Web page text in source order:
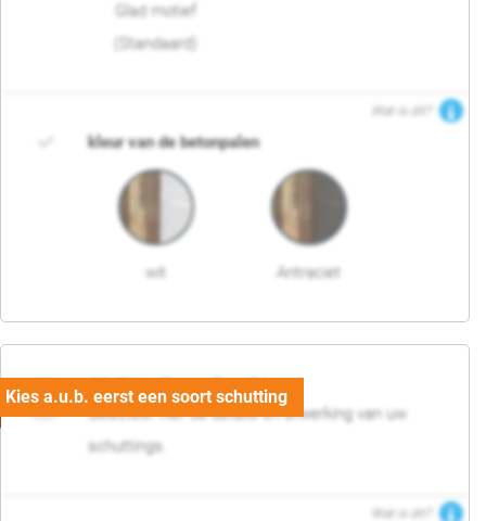
Glad motief
(Standaard)
Wat is dit?
kleur van de betonpalen
wit Antraciet
03. Detail en afwerking
Selecteer hier de details en afwerking van uw
schuttings.
Wat is dit?